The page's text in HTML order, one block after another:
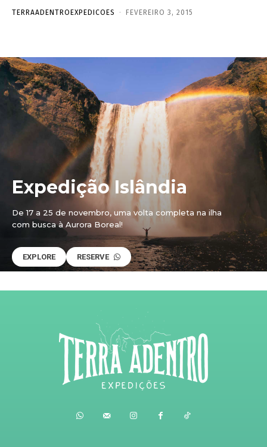
TERRAADENTROEXPEDICOES - FEVEREIRO 3, 2015
Expedição Islândia
De 17 a 25 de novembro, uma volta completa na ilha
com busca à Aurora Boreal!
EXPLORE RESERVE